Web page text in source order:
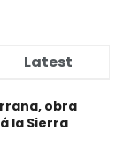
Latest
obra
la Sierra